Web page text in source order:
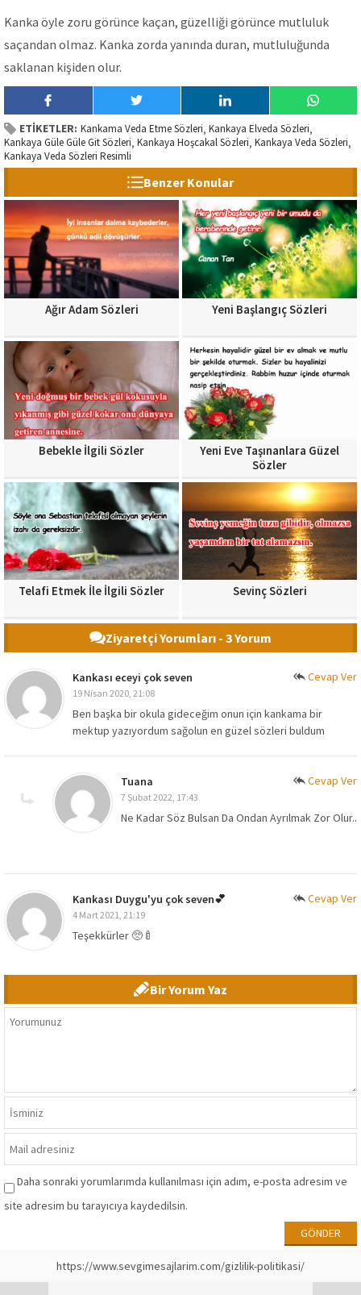
Kanka öyle zoru görünce kaçan, güzelliği görünce mutluluk
saçandan olmaz. Kanka zorda yanında duran, mutluluğunda
saklanan kişiden olur.
ETİKETLER: Kankama Veda Etme Sözleri, Kankaya Elveda Sözleri,
Kankaya Güle Güle Git Sözleri, Kankaya Hoşcakal Sözleri, Kankaya Veda Sözleri,
Kankaya Veda Sözleri Resimli
Benzer Konular
Ağır Adam Sözleri Yeni Başlangıç Sözleri
Bebekle İlgili Sözler
Yeni Eve Taşınanlara Güzel
Sözler
Telafi Etmek İle İlgili Sözler Sevinç Sözleri
Ziyaretçi Yorumları - 3 Yorum
Kankası eceyi çok seven
19 Nisan 2020, 21:08
Ben başka bir okula gideceğim onun için kankama bir
mektup yazıyordum sağolun en güzel sözleri buldum
Cevap Ver
Tuana
7 Şubat 2022, 17:43
Ne Kadar Söz Bulsan Da Ondan Ayrılmak Zor Olur..
Cevap Ver
Kankası Duygu'yu çok seven💕
4 Mart 2021, 21:19
Teşekkürler 🥺🍼
Cevap Ver
Bir Yorum Yaz
Daha sonraki yorumlarımda kullanılması için adım, e-posta adresim ve
site adresim bu tarayıcıya kaydedilsin.
https://www.sevgimesajlarim.com/gizlilik-politikasi/